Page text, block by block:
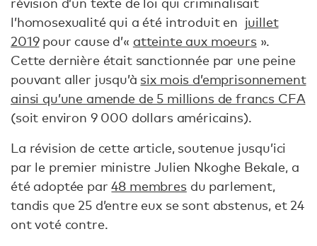
l’homosexualité qui a été introduit en juillet
2019pour cause d’« atteinte aux moeurs».
Cette dernière était sanctionnée par une peine
pouvant aller jusqu’à six mois d’emprisonnement
ainsi qu’une amende de 5 millions de francs CFA
(soit environ 9 000 dollars américains).
La révision de cette article, soutenue jusqu’ici
par le premier ministre Julien Nkoghe Bekale, a
été adoptée par48 membresdu parlement,
tandis que 25 d’entre eux se sont abstenus, et 24
ont voté contre.